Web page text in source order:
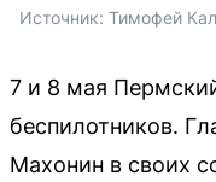
Источник: Тимофей
7 и 8 мая
беспилотников.
Махонин в своих